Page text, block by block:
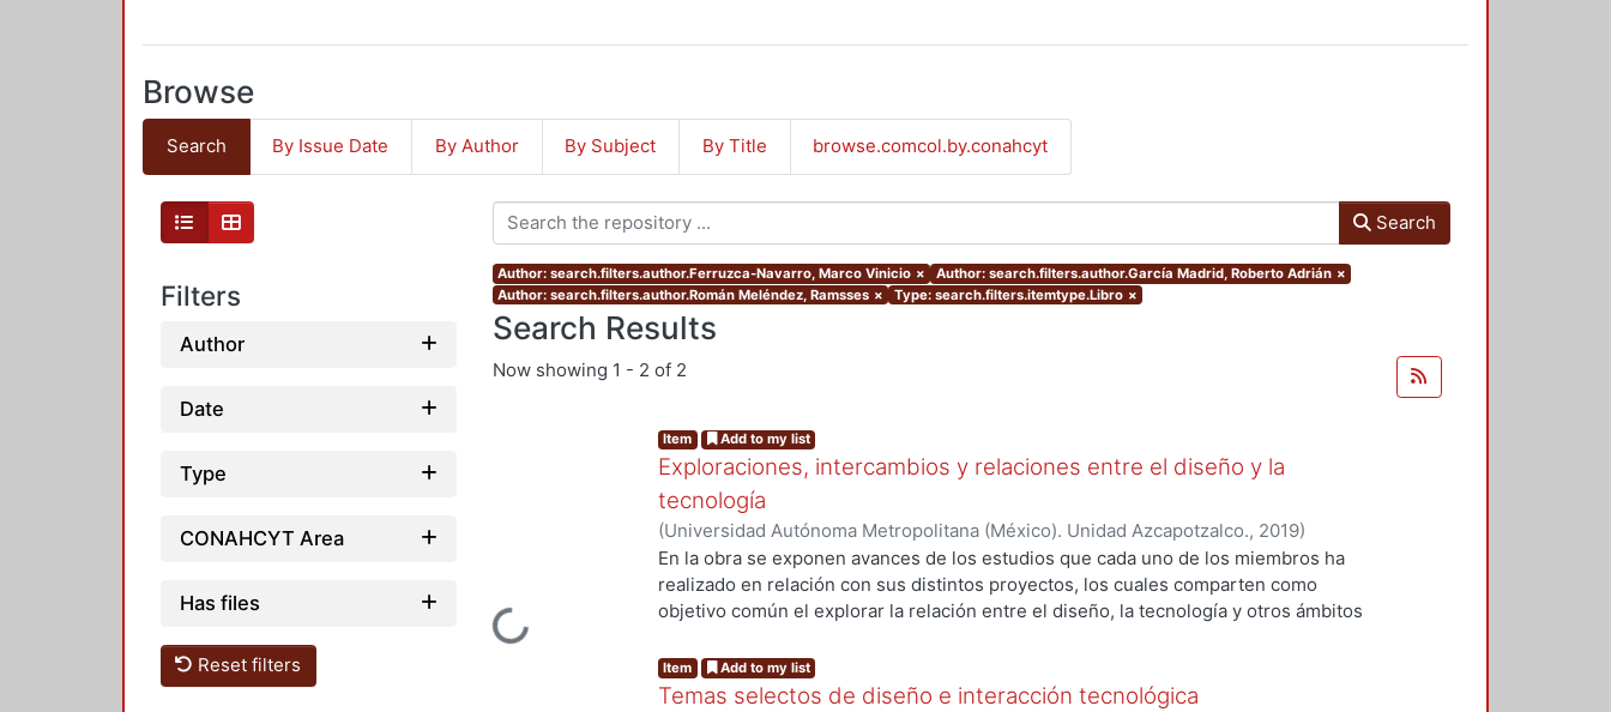
Browse
Search By Issue Date By Author By Subject By Title browse.comcol.by.conahcyt
Filters
Author
Date
Type
CONAHCYT Area
Has files
Reset filters
Search
Author: search.filters.author.Ferruzca-Navarro, Marco Vinicio × Author: search.filters.author.García Madrid, Roberto Adrián ×
Author: search.filters.author.Román Meléndez, Ramsses × Type: search.filters.itemtype.Libro ×
Search Results
Now showing 1 - 2 of 2
Loading...
Item Add to my list
Exploraciones, intercambios y relaciones entre el diseño y la
tecnología
(Universidad Autónoma Metropolitana (México). Unidad Azcapotzalco., 2019)
Ferruzca-Navarro, Marco Vinicio;García Madrid, Roberto Adrián;López-Martínez,
Roberto E.;Murillo Islas, Ivonne;Román Meléndez, Ramsses ;Sainz, Itzel;Zizumbo
Alamilla, Alda María
En la obra se exponen avances de los estudios que cada uno de los miembros ha
realizado en relación con sus distintos proyectos, los cuales comparten como
objetivo común el explorar la relación entre el diseño, la tecnología y otros ámbitos
de éstos en la interacción social y productiva. Cada uno de los capítulos, por tanto,
representa una mirada específica que abona a la generación del conocimiento
Item Add to my list
Temas selectos de diseño e interacción tecnológica